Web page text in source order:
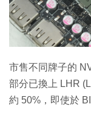
市售不同牌子的
部分已換上 LHR
約 50%，即使於